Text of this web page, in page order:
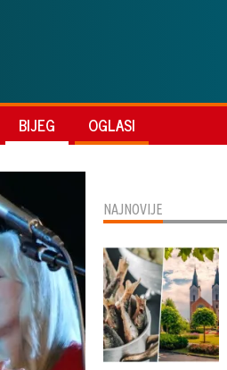
BIJEG OGLASI
NAJNOVIJE